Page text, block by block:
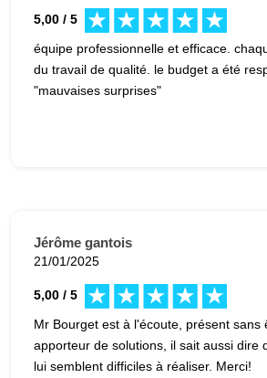
5,00 / 5
équipe professionnelle et efficace.
du travail de qualité. le budget a été
"mauvaises surprises"
Jérôme gantois
21/01/2025
5,00 / 5
Mr Bourget est à l'écoute, présent sans
apporteur de solutions, il sait aussi dire
lui semblent difficiles à réaliser. Merci!